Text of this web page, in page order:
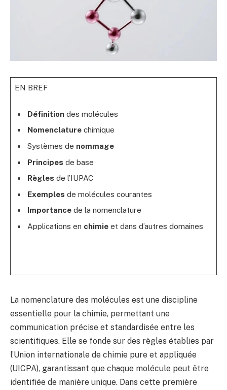
EN BREF
Définitiondes molécules
Nomenclaturechimique
Systèmes de nommage
Principes de base
Règles de l’IUPAC
Exemples de molécules courantes
Importancede la nomenclature
Applications en chimieet dans d’autres domaines
La nomenclature des molécules est une discipline
essentielle pour la chimie, permettant une
communication précise et standardisée entre les
scientifiques. Elle se fonde sur des règles établies par
l’Union internationale de chimie pure et appliquée
(UICPA), garantissant que chaque molécule peut être
identifiée de manière unique. Dans cette première